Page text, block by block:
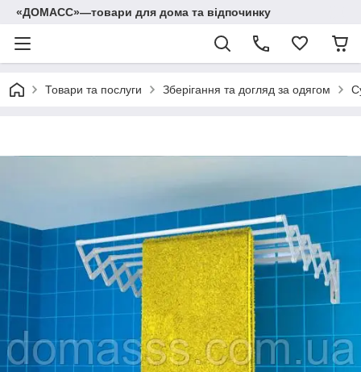
«ДОМАСС»—товари для дома та відпочинку
Товари та послуги Зберігання та догляд за одягом